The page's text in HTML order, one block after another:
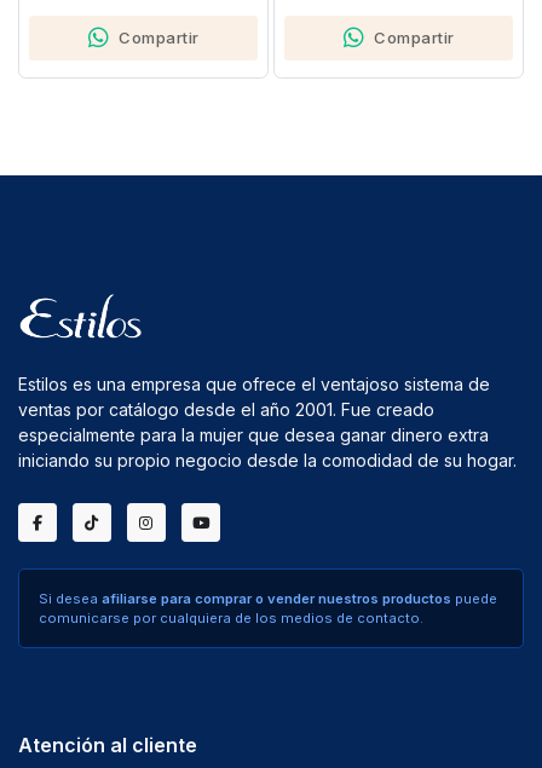
Compartir Compartir
Estilos es una empresa que ofrece el ventajoso sistema de
ventas por catálogo desde el año 2001. Fue creado
especialmente para la mujer que desea ganar dinero extra
iniciando su propio negocio desde la comodidad de su hogar.
Si desea afiliarse para comprar o vender nuestros productos puede
comunicarse por cualquiera de los medios de contacto.
Atención al cliente